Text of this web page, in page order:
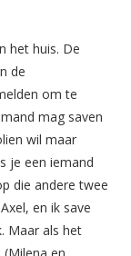
het huis. De
de
om te
mag saven
wil maar
je een iemand
die andere twee
en ik save
Maar als het